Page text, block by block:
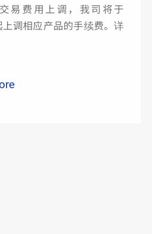
交易费用上调，我司将于
调相应产品的手续费。详